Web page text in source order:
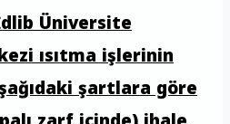
Üniversite
ısıtma işlerinin
şartlara göre